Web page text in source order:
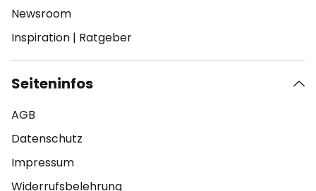
Newsroom
Inspiration | Ratgeber
Seiteninfos
AGB
Datenschutz
Impressum
Widerrufsbelehrung